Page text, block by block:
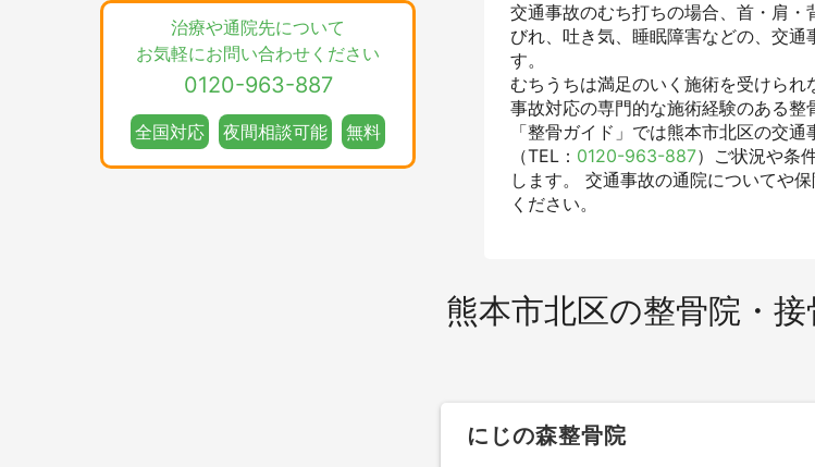
治療や通院先について
お気軽にお問い合わせください
0120-963-887
全国対応 夜間相談可能 無料
交通事故のむち打ちの場合、首・肩
びれ、吐き気、睡眠障害などの、交
す。
むちうちは満足のいく施術を受けら
事故対応の専門的な施術経験のある整
「整骨ガイド」では熊本市北区の交
（TEL： 0120-963-887）ご状況や条
します。 交通事故の通院についてや
ください。
熊本市北区の整骨院・
にじの森整骨院